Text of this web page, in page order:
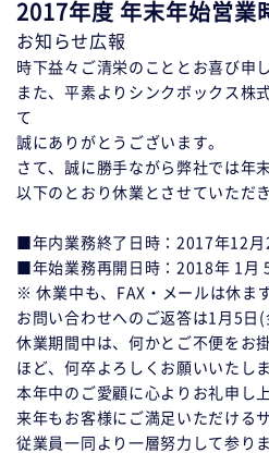
2017年度 年末年始営業
お知らせ広報
時下益々ご清栄のこととお喜び申
また、平素よりシンクボックス株
て
誠にありがとうございます。
さて、誠に勝手ながら弊社では年
以下のとおり休業とさせていただ
■年内業務終了日時：2017年12
■年始業務再開日時：2018年 1
※ 休業中も、FAX・メールは休ま
お問い合わせへのご返答は1月5日
休業期間中は、何かとご不便をお
ほど、何卒よろしくお願いいたしま
本年中のご愛顧に心よりお礼申し
来年もお客様にご満足いただける
従業員一同より一層努力して参りま